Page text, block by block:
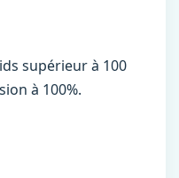
supérieur à 100
à 100%.